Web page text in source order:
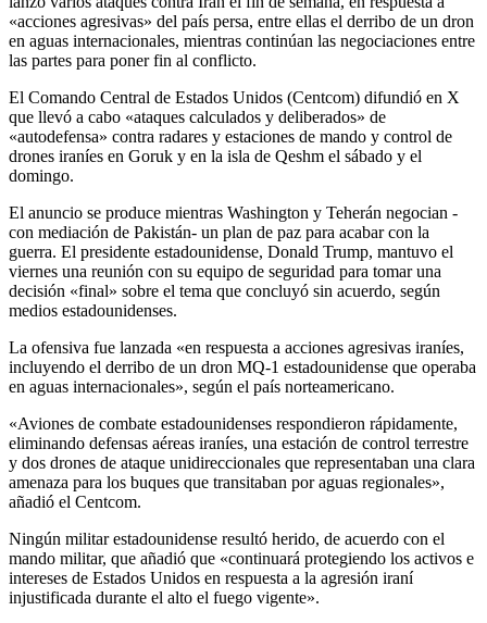
«acciones agresivas» del país persa, entre ellas el derribo de un dron
en aguas internacionales, mientras continúan las negociaciones entre
las partes para poner fin al conflicto.
El Comando Central de Estados Unidos (Centcom) difundió en X
que llevó a cabo «ataques calculados y deliberados» de
«autodefensa» contra radares y estaciones de mando y control de
drones iraníes en Goruk y en la isla de Qeshm el sábado y el
domingo.
El anuncio se produce mientras Washington y Teherán negocian -
con mediación de Pakistán- un plan de paz para acabar con la
guerra. El presidente estadounidense, Donald Trump, mantuvo el
viernes una reunión con su equipo de seguridad para tomar una
decisión «final» sobre el tema que concluyó sin acuerdo, según
medios estadounidenses.
La ofensiva fue lanzada «en respuesta a acciones agresivas iraníes,
incluyendo el derribo de un dron MQ-1 estadounidense que operaba
en aguas internacionales», según el país norteamericano.
«Aviones de combate estadounidenses respondieron rápidamente,
eliminando defensas aéreas iraníes, una estación de control terrestre
y dos drones de ataque unidireccionales que representaban una clara
amenaza para los buques que transitaban por aguas regionales»,
añadió el Centcom.
Ningún militar estadounidense resultó herido, de acuerdo con el
mando militar, que añadió que «continuará protegiendo los activos e
intereses de Estados Unidos en respuesta a la agresión iraní
injustificada durante el alto el fuego vigente».